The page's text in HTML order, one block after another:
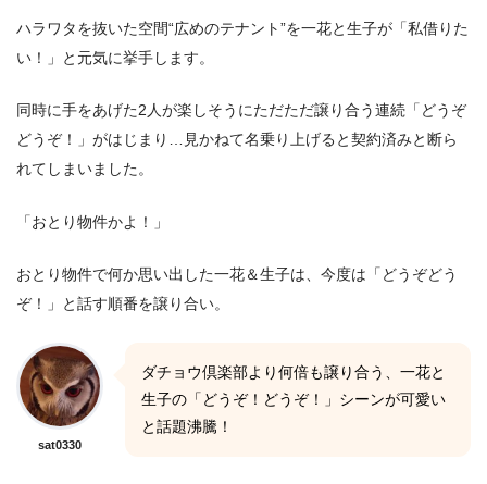
ハラワタを抜いた空間“広めのテナント”を一花と生子が「私借りた
い！」と元気に挙手します。
同時に手をあげた2人が楽しそうにただただ譲り合う連続「どうぞ
どうぞ！」がはじまり…見かねて名乗り上げると契約済みと断ら
れてしまいました。
「おとり物件かよ！」
おとり物件で何か思い出した一花＆生子は、今度は「どうぞどう
ぞ！」と話す順番を譲り合い。
sat0330
ダチョウ倶楽部より何倍も譲り合う、一花と
生子の「どうぞ！どうぞ！」シーンが可愛い
と話題沸騰！